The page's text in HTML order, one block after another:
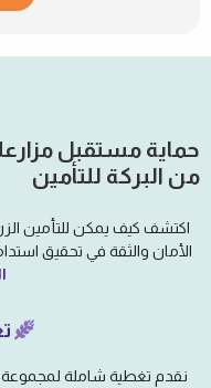
حماية مستقبل
من البركة للتأمين
اكتشف كيف يمكن للتأمين
الأمان والثقة في تحقيق
نقدم تغطية شاملة لمجموعة